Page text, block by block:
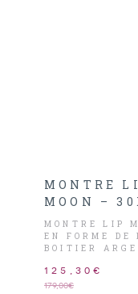
MONTRE
MOON –
MONTRE LIP
EN FORME DE
BOITIER
179,00€
125,30€